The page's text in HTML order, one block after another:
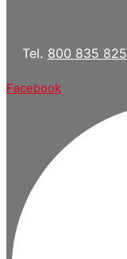
Tel. 800 835 825
Facebook